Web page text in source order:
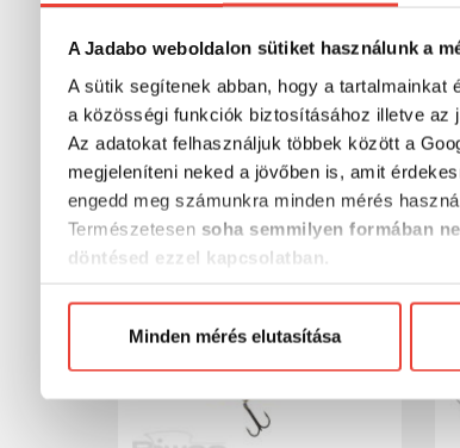
A Jadabo weboldalon sütiket használunk a
A sütik segítenek abban, hogy a
a közösségi funkciók biztosításához illetve az
Az adatokat felhasználjuk többek között a
megjeleníteni neked a jövőben is, amit
engedd meg számunkra minden mérés
Természetesen soha semmilyen formában
döntésed ezzel kapcsolatban.
Előre is köszönjük!
Minden mérés elutasítása
7.5cm 17g 01 Real Bass
jerkbait
4 416 Ft 4
-20%